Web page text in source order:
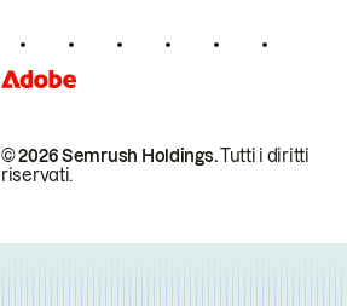
© 2026 Semrush Holdings.Tutti i diritti
riservati.